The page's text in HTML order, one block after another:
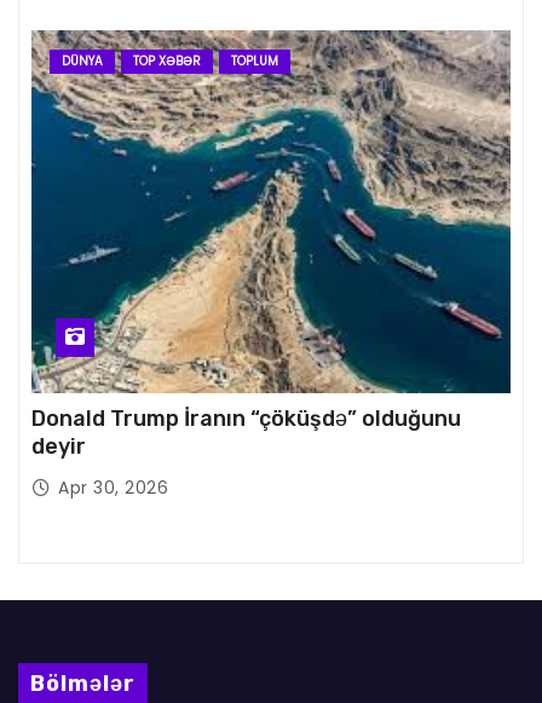
DÜNYA TOP XƏBƏR TOPLUM
Donald Trump İranın “çöküşdə” olduğunu
deyir
Apr 30, 2026
Bölmələr